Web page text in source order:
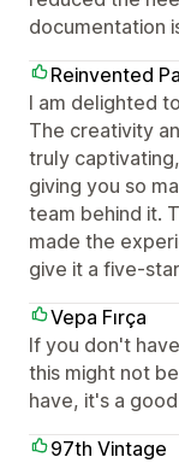
documentation
Reinvented
I am delighted
The creativity
truly
giving you so
team behind it.
made the
give it a five-
Vepa Fırça
If you don't
this might not
have, it's a
97th Vintage